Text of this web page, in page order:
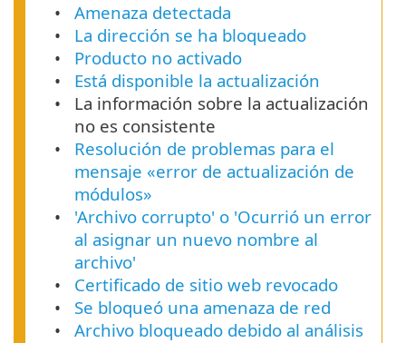
Amenaza detectada
La dirección se ha bloqueado
Producto no activado
Está disponible la actualización
La información sobre la actualización
no es consistente
Resolución de problemas para el
mensaje «error de actualización de
módulos»
'Archivo corrupto' o 'Ocurrió un error
al asignar un nuevo nombre al
archivo'
Certificado de sitio web revocado
Se bloqueó una amenaza de red
Archivo bloqueado debido al análisis